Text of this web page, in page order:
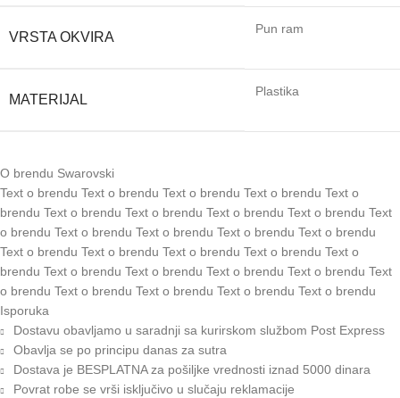
VRSTA OKVIRA
Pun ram
MATERIJAL
Plastika
O brendu Swarovski
Text o brendu Text o brendu Text o brendu Text o brendu Text o
brendu Text o brendu Text o brendu Text o brendu Text o brendu Text
o brendu Text o brendu Text o brendu Text o brendu Text o brendu
Text o brendu Text o brendu Text o brendu Text o brendu Text o
brendu Text o brendu Text o brendu Text o brendu Text o brendu Text
o brendu Text o brendu Text o brendu Text o brendu Text o brendu
Isporuka
Dostavu obavljamo u saradnji sa kurirskom službom Post Express
Obavlja se po principu danas za sutra
Dostava je BESPLATNA za pošiljke vrednosti iznad 5000 dinara
Povrat robe se vrši isključivo u slučaju reklamacije